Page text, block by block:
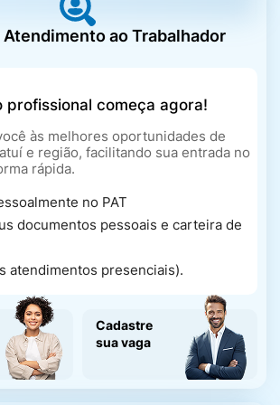
Atendimento ao Trabalhador
profissional começa agora!
às melhores oportunidades de
e região, facilitando sua entrada no
rápida.
no PAT
documentos pessoais e carteira de
atendimentos presenciais).
Cadastre
sua vaga